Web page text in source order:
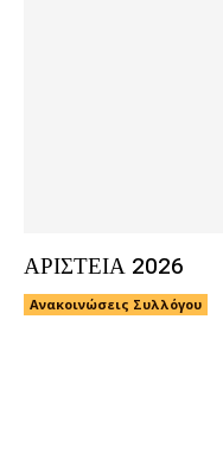
ΑΡΙΣΤΕΙΑ 2026
Ανακοινώσεις Συλλόγου